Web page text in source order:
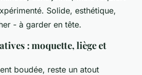
Solide, esthétique,
- à garder en tête.
: moquette, liège et
boudée, reste un atout